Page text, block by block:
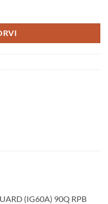
(IG60A) 90Q RPB